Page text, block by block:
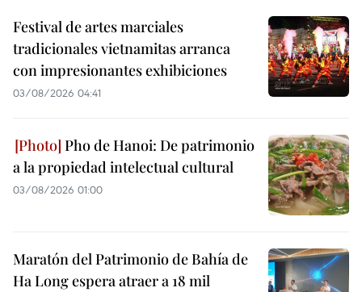
Festival de artes marciales
tradicionales vietnamitas arranca
con impresionantes exhibiciones
03/08/2026 04:41
Pho de Hanoi: De patrimonio
a la propiedad intelectual cultural
03/08/2026 01:00
Maratón del Patrimonio de Bahía de
Ha Long espera atraer a 18 mil